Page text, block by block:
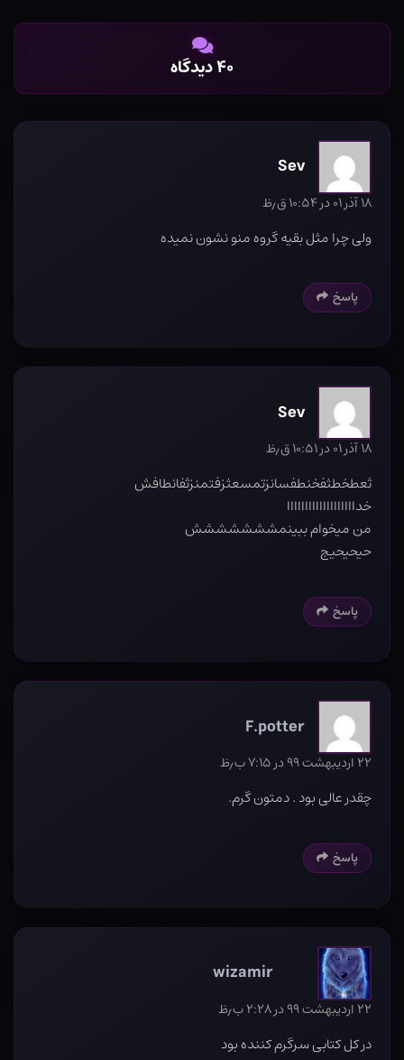
۴۰ دیدگاه
Sev
۱۸ آذر ۰۱ در ۱۰:۵۴ ق٫ظ
ولی چرا مثل بقیه گروه منو نشون نمیده
پاسخ
Sev
۱۸ آذر ۰۱ در ۱۰:۵۱ ق٫ظ
ثعطخطثفخنطفسانزتمسعثزفتمنزثفانطافش
خدااااااااااااااااااا
من میخوام ببینمششششششش
حیحیحیج
پاسخ
F.potter
۲۲ اردیبهشت ۹۹ در ۷:۱۵ ب٫ظ
چقدر عالی بود . دمتون گرم.
پاسخ
wizamir
۲۲ اردیبهشت ۹۹ در ۲:۲۸ ب٫ظ
در کل کتابی سرگرم کننده بود